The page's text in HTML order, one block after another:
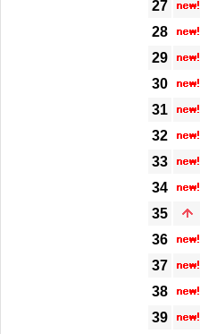
27
28
29
30
31
32
33
34
35
36
37
38
39